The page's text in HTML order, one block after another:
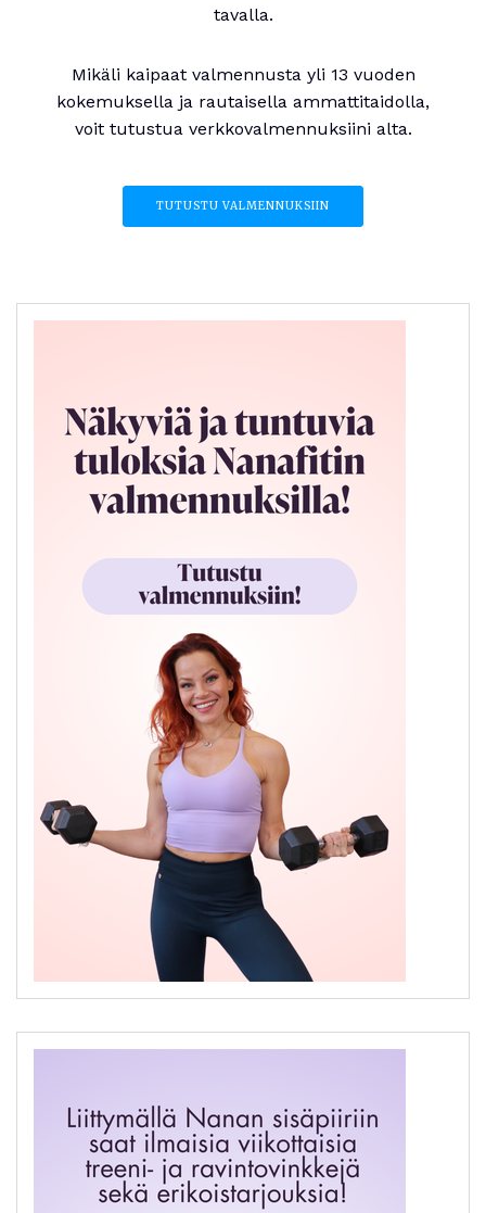
tavalla.
Mikäli kaipaat valmennusta yli 13 vuoden
kokemuksella ja rautaisella ammattitaidolla,
voit tutustua verkkovalmennuksiini alta.
TUTUSTU VALMENNUKSIIN